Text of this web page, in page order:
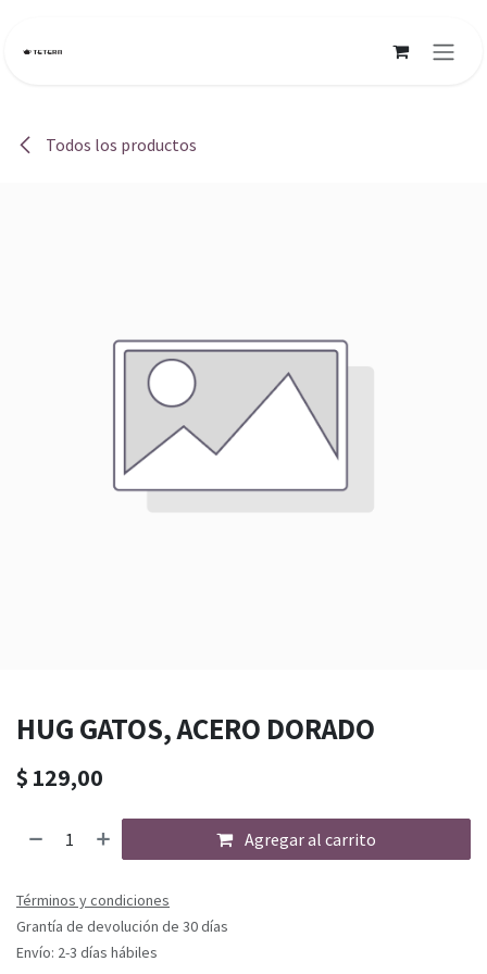
Todos los productos
HUG GATOS, ACERO DORADO
$ 129,00
Agregar al carrito
Términos y condiciones
Grantía de devolución de 30 días
Envío: 2-3 días hábiles